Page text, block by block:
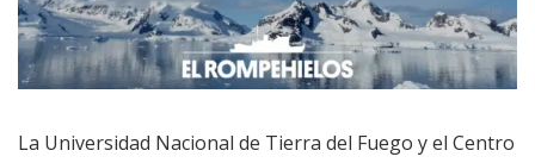
La Universidad Nacional de Tierra del Fuego y el Centro